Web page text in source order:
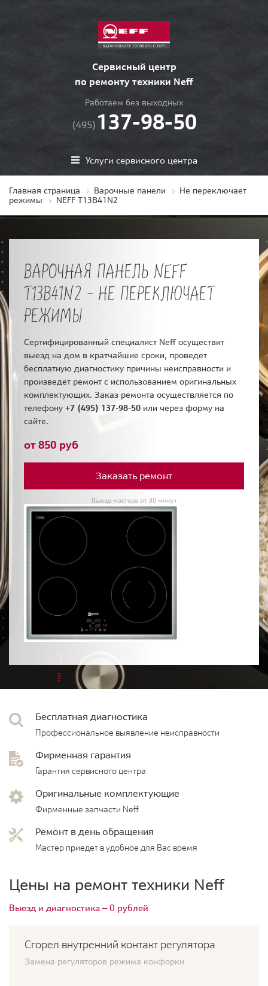
Сервисный центр
по ремонту техники Neff
Работаем без выходных
(495) 137-98-50
Услуги сервисного центра
Главная страница Варочные панели
Не переключает
режимы
NEFF T13B41N2
ВАРОЧНАЯ ПАНЕЛЬ NEFF
T13B41N2 - НЕ ПЕРЕКЛЮЧАЕТ
РЕЖИМЫ
Сертифицированный специалист Neff осуществит
выезд на дом в кратчайшие сроки, проведет
бесплатную диагностику причины неисправности и
произведет ремонт с использованием оригинальных
комплектующих. Заказ ремонта осуществляется по
телефону +7 (495) 137-98-50 или через форму на
сайте.
от 850 руб
Заказать ремонт
Выезд мастера от 30 минут
Бесплатная диагностика
Профессиональное выявление неисправности
Фирменная гарантия
Гарантия сервисного центра
Оригинальные комплектующие
Фирменные запчасти Neff
Ремонт в день обращения
Мастер приедет в удобное для Вас время
Цены на ремонт техники Neff
Выезд и диагностика — 0 рублей
Сгорел внутренний контакт регулятора
Замена регуляторов режима конфорки